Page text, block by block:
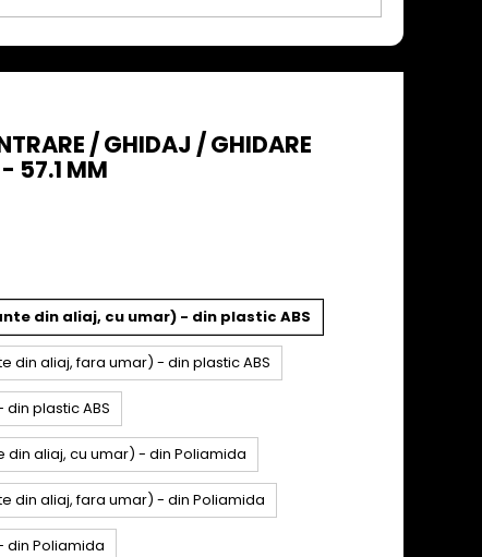
/ GHIDAJ / GHIDARE
57.1 MM
din aliaj, cu umar) - din plastic ABS
din aliaj, fara umar) - din plastic ABS
plastic ABS
din aliaj, cu umar) - din Poliamida
din aliaj, fara umar) - din Poliamida
din Poliamida